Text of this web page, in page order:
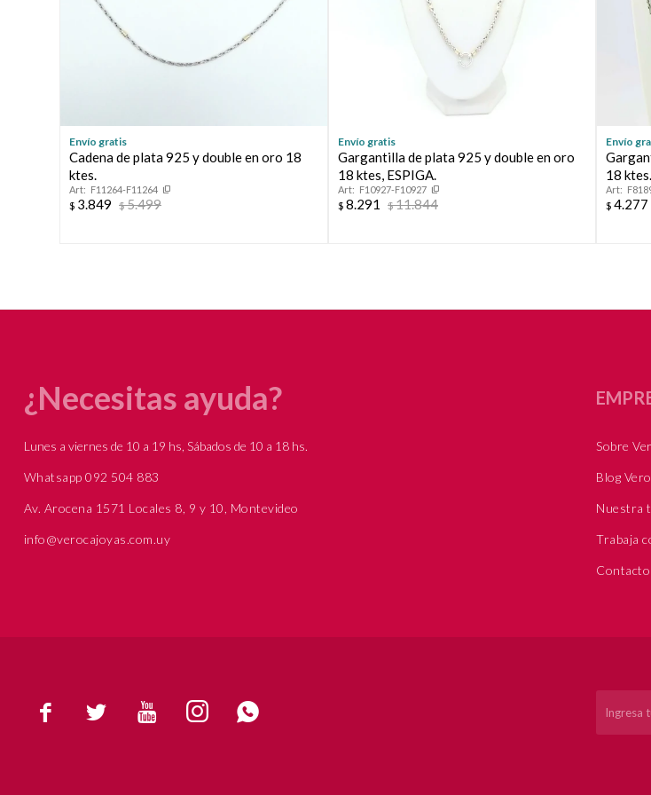
Envío gratis
Cadena de plata 925 y double en oro 18
ktes.
F11264-F11264
$ 3.849 $5.499
Envío gratis
Gargantilla de plata 925 y double en oro
18 ktes, ESPIGA.
F10927-F10927
$ 8.291 $11.844
Envío
18 ktes.
$ 4.277
    
¿Necesitas ayuda?
Lunes a viernes de 10 a 19 hs, Sábados de 10 a 18 hs.
Whatsapp 092 504 883
Av. Arocena 1571 Locales 8, 9 y 10, Montevideo
info@verocajoyas.com.uy
Sobre
Blog
Nuestra
Trabaja
Contacto